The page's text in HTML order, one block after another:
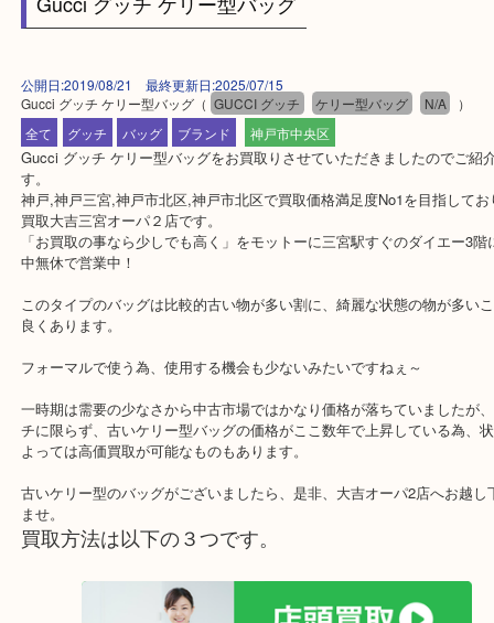
Gucci グッチ ケリー型バッグ
公開日:2019/08/21 最終更新日:2025/07/15
Gucci グッチ ケリー型バッグ（ GUCCI グッチ ケリー型バッグ N/A
全て
グッチ バッグ ブランド
Gucci グッチ ケリー型バッグをお買取りさせていただきましたので
す。
神戸,神戸三宮,神戸市北区,神戸市北区で買取価格満足度No1を目指
買取大吉三宮オーパ２店です。
「お買取の事なら少しでも高く」をモットーに三宮駅すぐのダイエ
中無休で営業中！
このタイプのバッグは比較的古い物が多い割に、綺麗な状態の物が
良くあります。
一時期は需要の少なさから中古市場ではかなり価格が落ちていまし
チに限らず、古いケリー型バッグの価格がここ数年で上昇している
古いケリー型のバッグがございましたら、是非、大吉オーパ2店へ